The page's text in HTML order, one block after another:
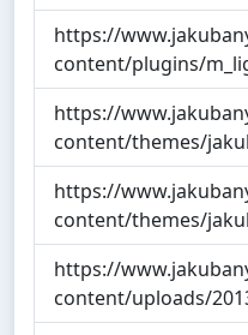
https://
content/plugins/
https://
content/themes/
https://
content/themes/
https://
content/uploads/